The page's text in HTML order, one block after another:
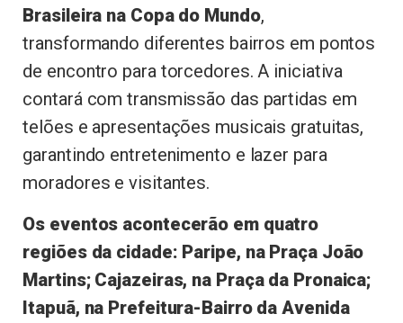
Brasileira na Copa do Mundo,
transformando diferentes bairros em pontos
de encontro para torcedores. A iniciativa
contará com transmissão das partidas em
telões e apresentações musicais gratuitas,
garantindo entretenimento e lazer para
moradores e visitantes.
Os eventos acontecerão em quatro
regiões da cidade: Paripe, na Praça João
Martins; Cajazeiras, na Praça da Pronaica;
Itapuã, na Prefeitura-Bairro da Avenida